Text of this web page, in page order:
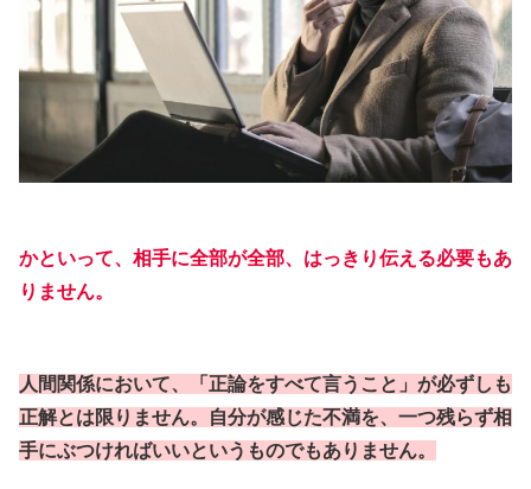
かといって、相手に全部が全部、はっきり伝える必要もあ
りません。
人間関係において、「正論をすべて言うこと」が必ずしも
正解とは限りません。自分が感じた不満を、一つ残らず相
手にぶつければいいというものでもありません。